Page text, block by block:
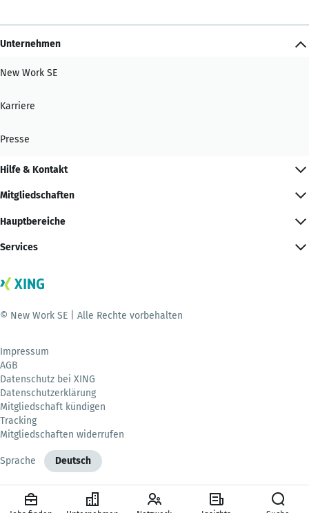
Unternehmen
New Work SE
Karriere
Presse
Hilfe & Kontakt
Mitgliedschaften
Hauptbereiche
Services
© New Work SE | Alle Rechte vorbehalten
Impressum
AGB
Datenschutz bei XING
Datenschutzerklärung
Mitgliedschaft kündigen
Tracking
Mitgliedschaften widerrufen
Sprache Deutsch